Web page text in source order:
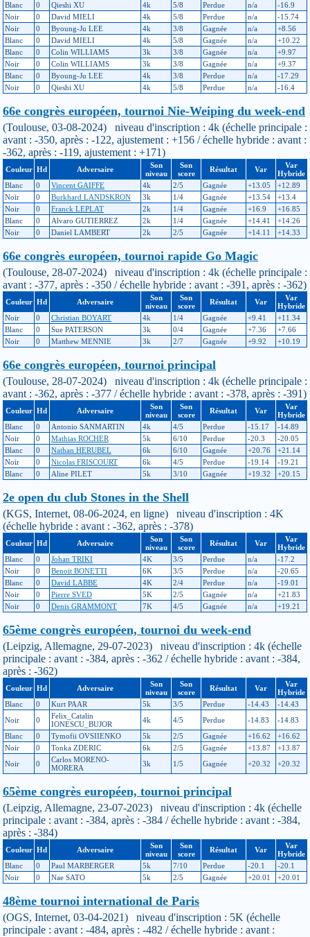
Blanc
0 Qieshi XU 4k 5/8 Perdue n/a
-16.9
Noir
0 David MIELI 4k 5/8 Perdue n/a
-15.74
Noir
0 Byoung-Ju LEE 4k 3/8 Gagnée n/a
+8.56
Blanc
0 David MIELI 4k 5/8 Gagnée n/a
+10.22
Blanc
0 Colin WILLIAMS 3k 3/8 Gagnée n/a
+9.97
Noir
0 Colin WILLIAMS 3k 3/8 Gagnée n/a
+9.37
Blanc
0 Byoung-Ju LEE 4k 3/8 Perdue n/a
-17.29
Noir
0 Qieshi XU 4k 5/8 Perdue n/a -16.4
66e congrès européen, tournoi Nie-Weiping du week-end
(Toulouse, 03-08-2024) niveau d'inscription : 4k (échelle principale :
avant : -350, après : -122, ajustement : +156 / échelle hybride : avant :
-362, après : -119, ajustement : +171)
Couleur Hd Adversaire
Son
niveau
Son
score
Résultat Var
Var
Hybride
Blanc
0 Vincent GAIFFE 4k 2/5 Gagnée +13.05
+12.89
Noir
0 Burkhard LANDSKRON 3k 1/4 Gagnée +13.54
+13.4
Noir
0 Franck LEPLAT 2k 1/4 Gagnée +16.9
+16.85
Blanc
0 Alvaro GUTIERREZ 2k 1/4 Gagnée +14.41
+14.26
Noir
0 Daniel LAMBERT 2k 2/5 Gagnée +14.11 +14.33
66e congrès européen, tournoi rapide Go Magic
(Toulouse, 28-07-2024) niveau d'inscription : 4k (échelle principale :
avant : -377, après : -350 / échelle hybride : avant : -391, après : -362)
Couleur Hd Adversaire
Son
niveau
Son
score
Résultat Var
Var
Hybride
Noir
0 Christian BOYART 4k 1/4 Gagnée +9.41
+11.34
Blanc
0 Sue PATERSON 3k 0/4 Gagnée +7.36
+7.66
Noir
0 Matthew MENNIE 3k 2/7 Gagnée +9.92 +10.19
66e congrès européen, tournoi principal
(Toulouse, 28-07-2024) niveau d'inscription : 4k (échelle principale :
avant : -362, après : -377 / échelle hybride : avant : -378, après : -391)
Couleur Hd Adversaire
Son
niveau
Son
score
Résultat Var
Var
Hybride
Blanc
0 Antonio SANMARTIN 4k 4/5 Perdue -15.17
-14.89
Noir
0 Mathias ROCHER 5k 6/10 Perdue -20.3
-20.05
Blanc
0 Nathan HERUBEL 6k 6/10 Gagnée +20.76
+21.14
Noir
0 Nicolas FRISCOURT 6k 4/5 Perdue -19.14
-19.21
Blanc
0 Aline PILET 5k 3/10 Gagnée +19.32 +20.15
2e open du club Stones in the Shell
(KGS, Internet, 08-06-2024, en ligne) niveau d'inscription : 4K
(échelle hybride : avant : -362, après : -378)
Couleur Hd Adversaire
Son
niveau
Son
score
Résultat Var
Var
Hybride
Blanc
0 Johan TRIKI 4K 3/5 Perdue n/a
-17.2
Noir
0 Benoit BONETTI 6K 3/5 Perdue n/a
-20.65
Blanc
0 David LABBE 4K 2/4 Perdue n/a
-19.01
Noir
0 Pierre SVED 5K 2/5 Gagnée n/a
+21.83
Noir
0 Denis GRAMMONT 7K 4/5 Gagnée n/a +19.21
65ème congrès européen, tournoi du week-end
(Leipzig, Allemagne, 29-07-2023) niveau d'inscription : 4k (échelle
principale : avant : -384, après : -362 / échelle hybride : avant : -384,
après : -362)
Couleur Hd Adversaire
Son
niveau
Son
score
Résultat Var
Var
Hybride
Blanc
0 Kurt PAAR 5k 3/5 Perdue -14.43
-14.43
Noir
0
Felix_Catalin
IONESCU_BUJOR
4k 4/5 Perdue -14.83
-14.83
Blanc
0 Tymofii OVSIIENKO 5k 2/5 Gagnée +16.62
+16.62
Noir
0 Tonka ZDERIC 6k 2/5 Gagnée +13.87
+13.87
Noir
0
Carlos MORENO-
MORERA
3k 1/5 Gagnée +20.32 +20.32
65ème congrès européen, tournoi principal
(Leipzig, Allemagne, 23-07-2023) niveau d'inscription : 4k (échelle
principale : avant : -384, après : -384 / échelle hybride : avant : -384,
après : -384)
Couleur Hd Adversaire
Son
niveau
Son
score
Résultat Var
Var
Hybride
Blanc
0 Paul MARBERGER 5k 7/10 Perdue -20.1
-20.1
Noir
0 Nae SATO 5k 2/5 Gagnée +20.01 +20.01
48ème tournoi international de Paris
(OGS, Internet, 03-04-2021) niveau d'inscription : 5K (échelle
principale : avant : -484, après : -482 / échelle hybride : avant :